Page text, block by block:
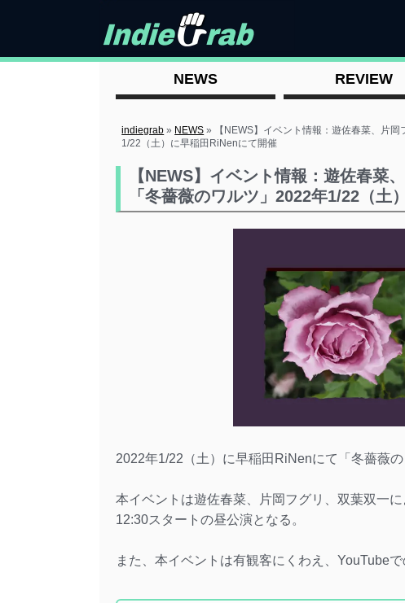
NEWS REVIEW
indiegrab » NEWS »
【NEWS】イベント情報：遊佐春菜、片
1/22（土）に早稲田RiNenにて開催
【NEWS】イベント情報：遊佐春菜
「冬薔薇のワルツ」2022年1/22（土
2022年1/22（土）に早稲田RiNenにて「冬薔薇の
本イベントは遊佐春菜、片岡フグリ、双葉双一に
12:30スタートの昼公演となる。
また、本イベントは有観客にくわえ、YouTube